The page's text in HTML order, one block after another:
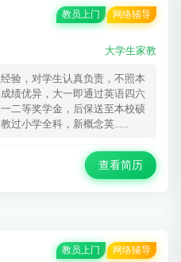
教员上门 网络辅导
大学生家教
验，对学生认真负责，不照本
绩优异，大一即通过英语四六
二等奖学金，后保送至本校硕
过小学全科，新概念英......
查看简历
教员上门 网络辅导